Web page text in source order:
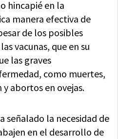
hincapié en la
manera efectiva de
de los posibles
vacunas, que en su
las graves
como muertes,
abortos en ovejas.
señalado la necesidad de
en el desarrollo de